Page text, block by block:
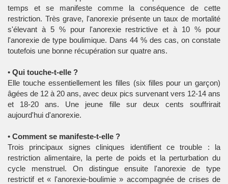
temps et se manifeste comme la conséquence de cette
restriction. Très grave, l'anorexie présente un taux de mortalité
s'élevant à 5 % pour l'anorexie restrictive et à 10 % pour
l'anorexie de type boulimique. Dans 44 % des cas, on constate
toutefois une bonne récupération sur quatre ans.
• Qui touche-t-elle ?
Elle touche essentiellement les filles (six filles pour un garçon)
âgées de 12 à 20 ans, avec deux pics survenant vers 12-14 ans
et 18-20 ans. Une jeune fille sur deux cents souffrirait
aujourd'hui d'anorexie.
• Comment se manifeste-t-elle ?
Trois principaux signes cliniques identifient ce trouble : la
restriction alimentaire, la perte de poids et la perturbation du
cycle menstruel. On distingue ensuite l'anorexie de type
restrictif et « l'anorexie-boulimie » accompagnée de crises de